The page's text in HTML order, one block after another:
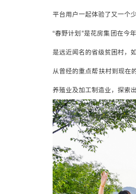
首页
平台用户一起体验了又一个
“春野计划”是花房集团在今
是远近闻名的省级贫困村，
从曾经的重点帮扶村到现在
养殖业及加工制造业，探索